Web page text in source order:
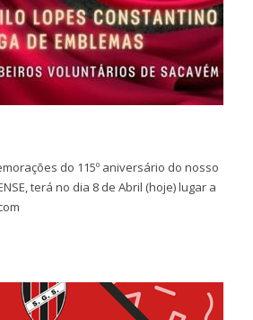
do 115º aniversário do nosso
terá no dia 8 de Abril (hoje) lugar a